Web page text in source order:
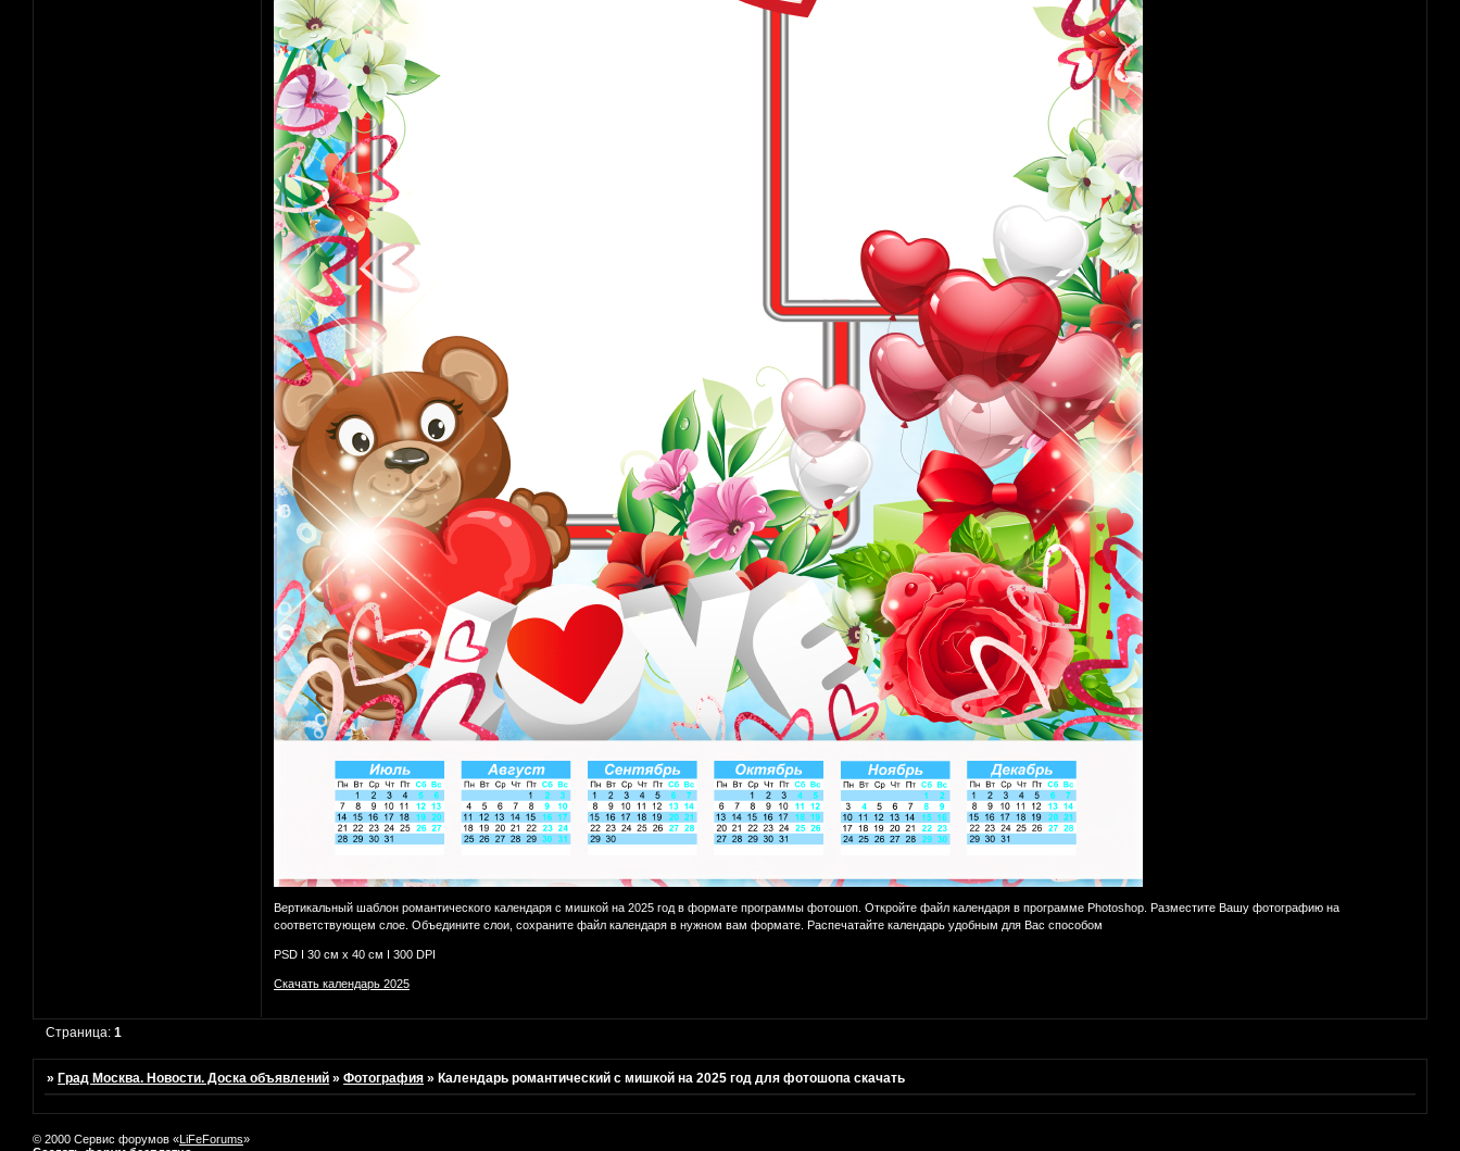
Вертикальный шаблон романтического календаря с мишкой на 2025 год в формате программы фотошоп. Откройте файл календаря в программе Photoshop. Разместите Вашу фотографию на
соответствующем слое. Объедините слои, сохраните файл календаря в нужном вам формате. Распечатайте календарь удобным для Вас способом
PSD I 30 см х 40 см I 300 DPI
Скачать календарь 2025
Страница:1
»Град Москва. Новости. Доска объявлений »Фотография »Календарь романтический с мишкой на 2025 год для фотошопа скачать
© 2000 Сервис форумов «LiFeForums»